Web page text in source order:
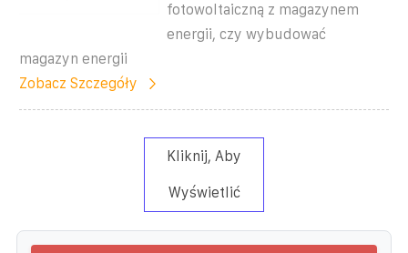
fotowoltaiczną z magazynem
energii, czy wybudować
magazyn energii
Zobacz Szczegóły
Kliknij, Aby
Wyświetlić